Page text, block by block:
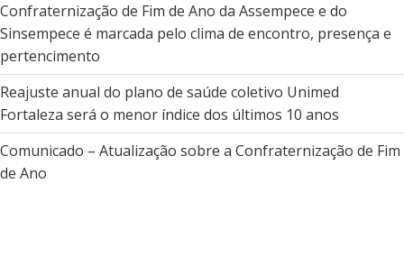
Confraternização de Fim de Ano da Assempece e do
Sinsempece é marcada pelo clima de encontro, presença e
pertencimento
Reajuste anual do plano de saúde coletivo Unimed
Fortaleza será o menor índice dos últimos 10 anos
Comunicado – Atualização sobre a Confraternização de Fim
de Ano